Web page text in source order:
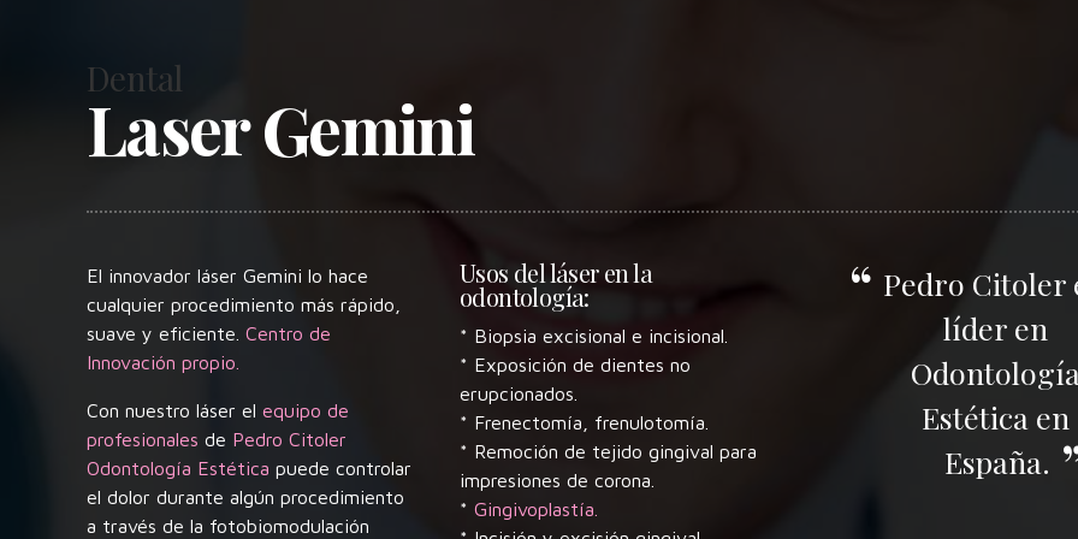
Dental
Laser Gemini
El innovador láser Gemini lo hace
cualquier procedimiento más rápido,
suave y eficiente. Centro de
Innovación propio.
Con nuestro láser el equipo de
profesionales de Pedro Citoler
Odontología Estética puede controlar
el dolor durante algún procedimiento
a través de la fotobiomodulación
Usos del láser en la
odontología:
* Biopsia excisional e incisional.
* Exposición de dientes no
erupcionados.
* Frenectomía, frenulotomía.
* Remoción de tejido gingival para
impresiones de corona.
* Gingivoplastía.
Pedro Citoler
líder en
Estética en
España.